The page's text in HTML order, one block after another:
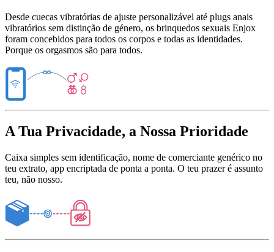
Desde cuecas vibratórias de ajuste personalizável até plugs anais
vibratórios sem distinção de género, os brinquedos sexuais Enjox
foram concebidos para todos os corpos e todas as identidades.
Porque os orgasmos são para todos.
A Tua Privacidade, a Nossa Prioridade
Caixa simples sem identificação, nome de comerciante genérico no
teu extrato, app encriptada de ponta a ponta. O teu prazer é assunto
teu, não nosso.